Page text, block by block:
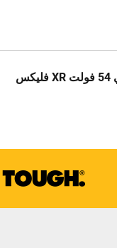
منشار كهربائي 54 فولت XR فليكس